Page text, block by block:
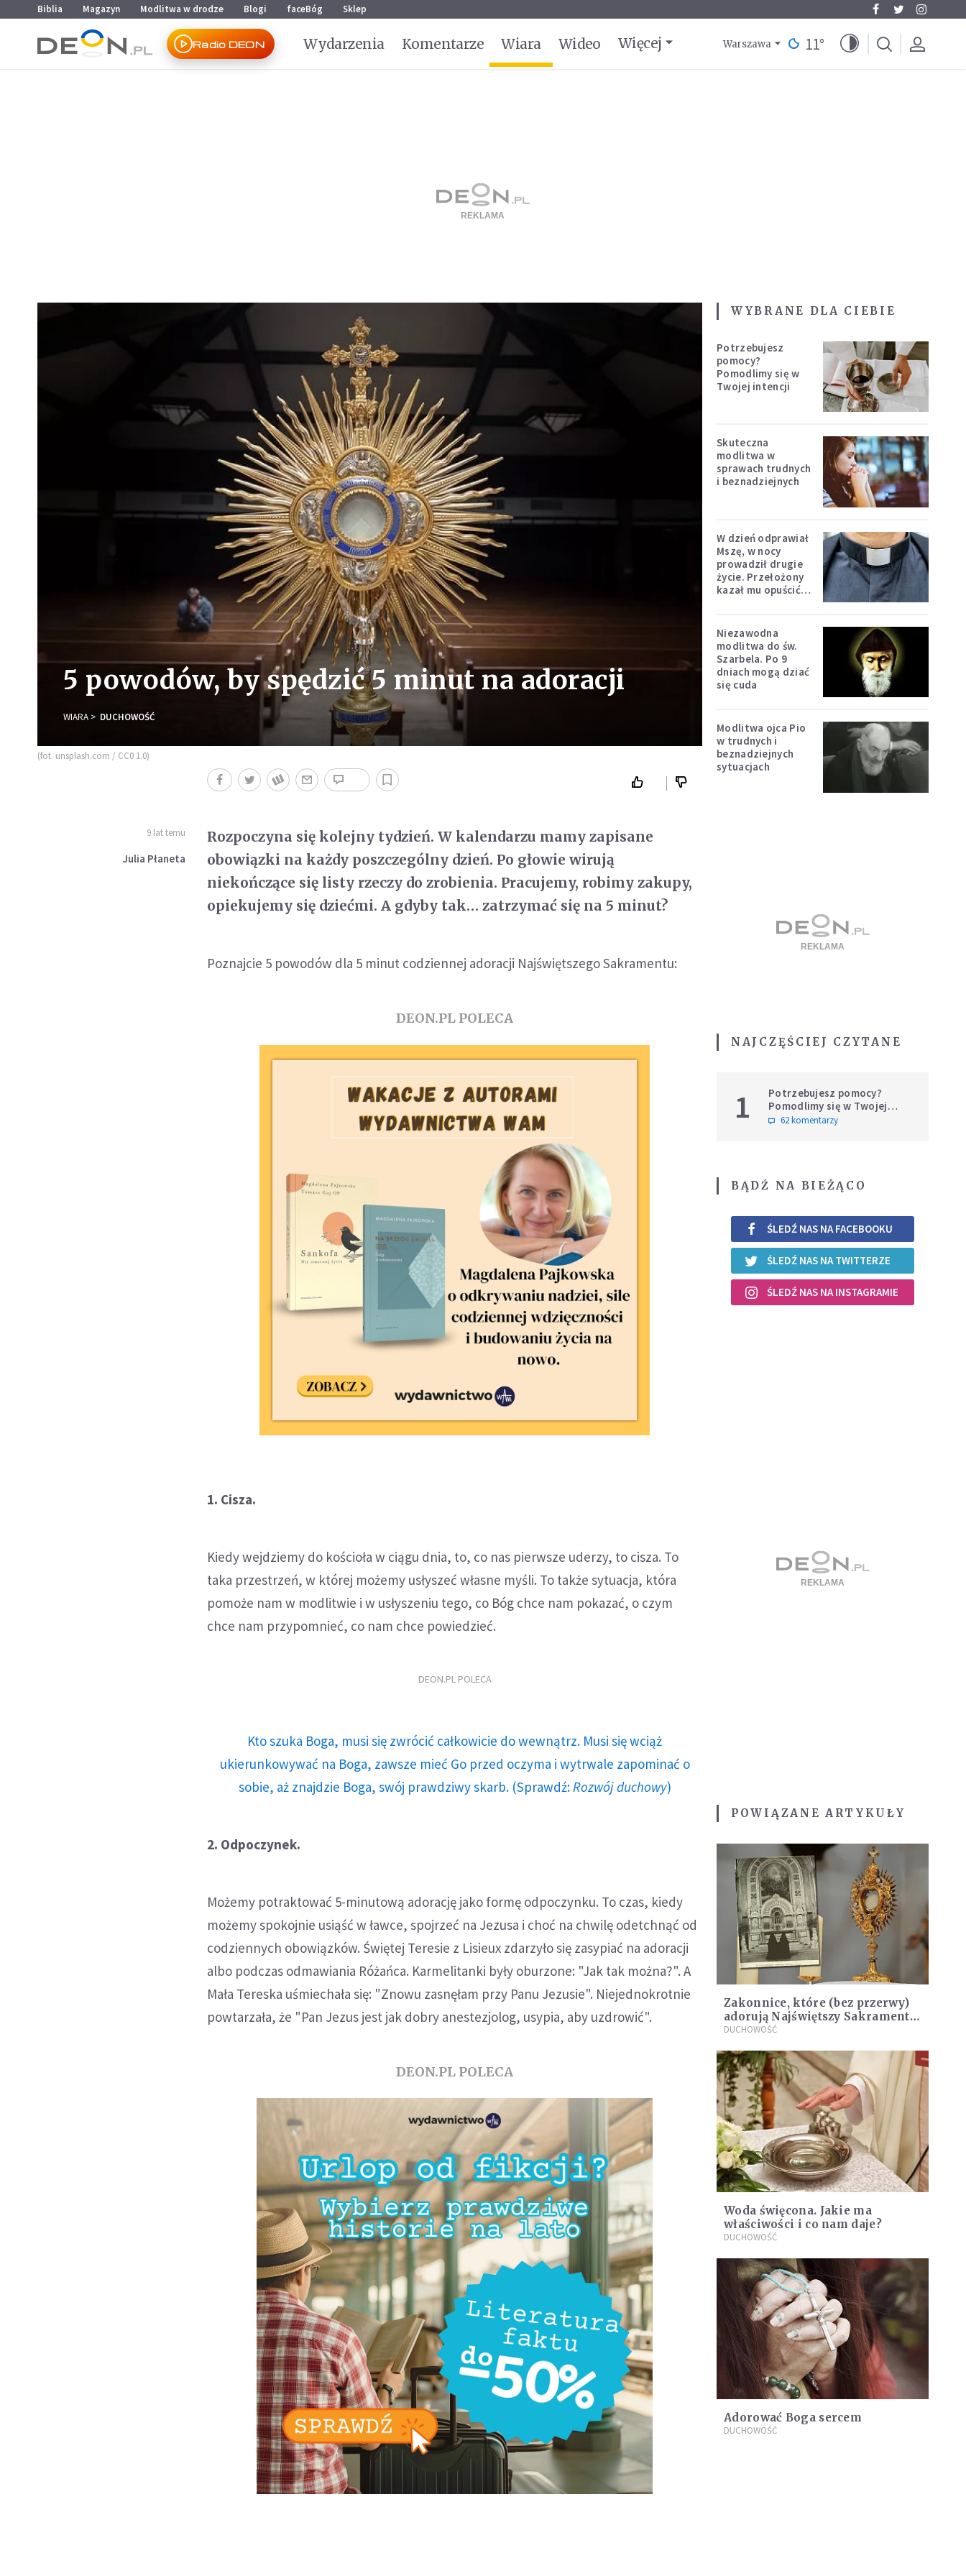
Przejdź do menu głównego
Przejdź do treści
Biblia Magazyn Modlitwa w drodze Blogi faceBóg Sklep
Radio DEON Wydarzenia Komentarze Wiara Wideo Więcej Warszawa 11°
5 powodów, by spędzić 5 minut na adoracji
WIARA DUCHOWOŚĆ
(fot. unsplash.com / CC0 1.0)
9 lat temu
Julia Płaneta
Rozpoczyna się kolejny tydzień. W kalendarzu mamy zapisane
obowiązki na każdy poszczególny dzień. Po głowie wirują
niekończące się listy rzeczy do zrobienia. Pracujemy, robimy zakupy,
opiekujemy się dziećmi. A gdyby tak… zatrzymać się na 5 minut?
Poznajcie 5 powodów dla 5 minut codziennej adoracji Najświętszego Sakramentu:
DEON.PL POLECA
1. Cisza.
Kiedy wejdziemy do kościoła w ciągu dnia, to, co nas pierwsze uderzy, to cisza. To
taka przestrzeń, w której możemy usłyszeć własne myśli. To także sytuacja, która
pomoże nam w modlitwie i w usłyszeniu tego, co Bóg chce nam pokazać, o czym
chce nam przypomnieć, co nam chce powiedzieć.
DEON.PL POLECA
Kto szuka Boga, musi się zwrócić całkowicie do wewnątrz. Musi się wciąż
ukierunkowywać na Boga, zawsze mieć Go przed oczyma i wytrwale zapominać o
sobie, aż znajdzie Boga, swój prawdziwy skarb. (Sprawdź: Rozwój duchowy)
2. Odpoczynek.
Możemy potraktować 5-minutową adorację jako formę odpoczynku. To czas, kiedy
możemy spokojnie usiąść w ławce, spojrzeć na Jezusa i choć na chwilę odetchnąć od
codziennych obowiązków. Świętej Teresie z Lisieux zdarzyło się zasypiać na adoracji
albo podczas odmawiania Różańca. Karmelitanki były oburzone: "Jak tak można?". A
Mała Tereska uśmiechała się: "Znowu zasnęłam przy Panu Jezusie". Niejednokrotnie
powtarzała, że "Pan Jezus jest jak dobry anestezjolog, usypia, aby uzdrowić".
DEON.PL POLECA
WYBRANE DLA CIEBIE
Potrzebujesz
pomocy?
Pomodlimy się w
Twojej intencji
Skuteczna
modlitwa w
sprawach trudnych
i beznadziejnych
W dzień odprawiał
Mszę, w nocy
prowadził drugie
życie. Przełożony
kazał mu opuścić
Niezawodna
modlitwa do św.
Szarbela. Po 9
dniach mogą dziać
się cuda
Modlitwa ojca Pio
w trudnych i
beznadziejnych
sytuacjach
NAJCZĘŚCIEJ CZYTANE
1
Potrzebujesz pomocy?
Pomodlimy się w Twojej
intencji
62 komentarzy
BĄDŹ NA BIEŻĄCO
ŚLEDŹ NAS NA FACEBOOKU
ŚLEDŹ NAS NA TWITTERZE
ŚLEDŹ NAS NA INSTAGRAMIE
POWIĄZANE ARTYKUŁY
Zakonnice, które (bez przerwy)
adorują Najświętszy Sakrament
od 1878 r.
DUCHOWOŚĆ
Woda święcona. Jakie ma
właściwości i co nam daje?
DUCHOWOŚĆ
Adorować Boga sercem
DUCHOWOŚĆ